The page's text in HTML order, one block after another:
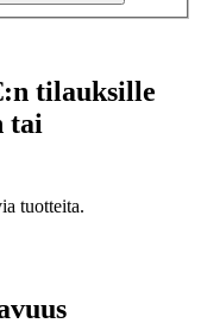
tilauksille
tai
tuotteita.